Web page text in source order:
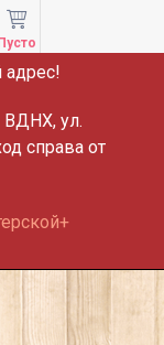
адрес!
ВДНХ, ул.
справа от
Пусто